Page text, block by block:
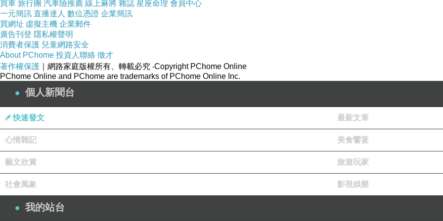
「它們就只是存在著，就像傢具。」
.
傢具行老闆克拉克發現地下室牆面的特定區域，居然能穿牆而過，進入一個神秘空間。那個空間佔地廣大，克拉克探索多
成一個小團隊與一台攝影機走入「後室」，拍下畫面，作為證據......
.
近年有不少網路創作者進入電影市場，而且都獲得不錯的成績。《愛你致死不渝》小成本大賣，創下票房佳績。年僅21歲
買車 旅行團 汽車險推薦 線上麻將 雜誌 星座命理 會員中心
一元簡訊 直播達人 數位憑證 企業簡訊
買網址 虛擬主機 企業郵件
廣告刊登 隱私權聲明
消費者保護 兒童網路安全
About PChome 投資人聯絡 徵才
著作權保護 ｜網路家庭版權所有、轉載必究 ‧Copyright PChome Online
PChome Online and PChome are trademarks of PChome Online Inc.
個人新聞台
快速發文 最新文章
心情雜記 美食饗宴
藝文欣賞 旅遊玩家
社會萬象 影視娛樂
我的站台